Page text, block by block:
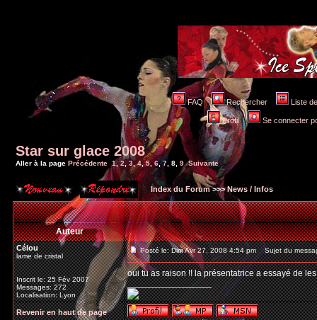
FAQ Rechercher Liste
Profil Se connecter
Star sur glace 2008
Aller à la page Précédente 1,2 3,4,5,6 ,7 8 9 Suivante
Index du Forum>>>News / Infos
Auteur
Célou
lame de cristal
Inscrit le: 25 Fév 2007
Messages: 272
Localisation: Lyon
Posté le: Dim Avr 27, 2008 4:54 pm Sujet du
oui tu as raison !! la présentatrice a essayé de
_________________
Revenir en haut de page